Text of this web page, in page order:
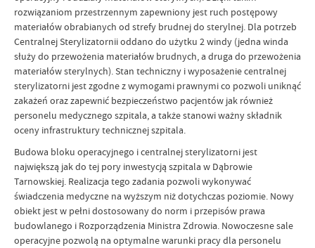
rozwiązaniom przestrzennym zapewniony jest ruch postępowy
materiałów obrabianych od strefy brudnej do sterylnej. Dla potrzeb
Centralnej Sterylizatornii oddano do użytku 2 windy (jedna winda
służy do przewożenia materiałów brudnych, a druga do przewożenia
materiałów sterylnych). Stan techniczny i wyposażenie centralnej
sterylizatorni jest zgodne z wymogami prawnymi co pozwoli uniknąć
zakażeń oraz zapewnić bezpieczeństwo pacjentów jak również
personelu medycznego szpitala, a także stanowi ważny składnik
oceny infrastruktury technicznej szpitala.
Budowa bloku operacyjnego i centralnej sterylizatorni jest
największą jak do tej pory inwestycją szpitala w Dąbrowie
Tarnowskiej. Realizacja tego zadania pozwoli wykonywać
świadczenia medyczne na wyższym niż dotychczas poziomie. Nowy
obiekt jest w pełni dostosowany do norm i przepisów prawa
budowlanego i Rozporządzenia Ministra Zdrowia. Nowoczesne sale
operacyjne pozwolą na optymalne warunki pracy dla personelu